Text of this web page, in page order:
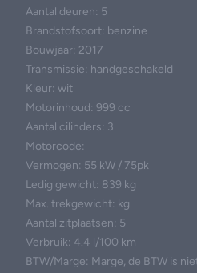
Aantal deuren: 5
Brandstofsoort: benzine
Bouwjaar: 2017
Transmissie: handgeschakeld
Kleur: wit
Motorinhoud: 999 cc
Aantal cilinders: 3
Motorcode:
Vermogen: 55 kW / 75pk
Ledig gewicht: 839 kg
Max. trekgewicht: kg
Aantal zitplaatsen: 5
Verbruik: 4.4 l/100 km
BTW/Marge: Marge, de BTW is